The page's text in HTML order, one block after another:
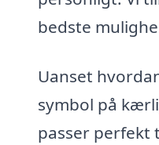
bedste
Uanset
symbol på
passer perfekt